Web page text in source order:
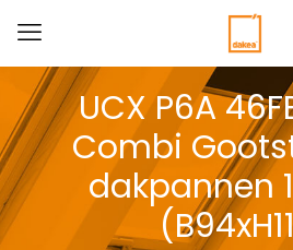
UCX P6A
Combi
dakpannen